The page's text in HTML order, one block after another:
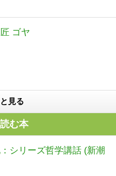
ゴヤ
見る
む本
シリーズ哲学講話 (新潮